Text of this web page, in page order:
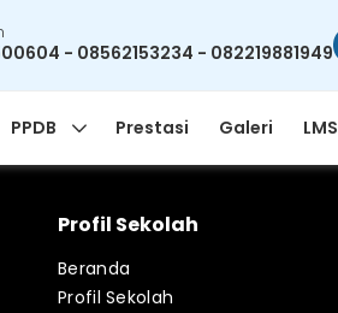
- 08562153234 - 082219881949
PPDB Prestasi Galeri LMS
Profil Sekolah
Beranda
Profil Sekolah